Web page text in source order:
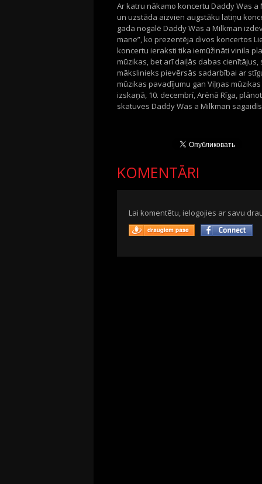
Ar katru nākamo koncertu Daddy Was
un uzstāda aizvien augstāku latiņu
gada nogalē Daddy Was a Milkman
mane”, ko prezentēja divos koncertos
koncertu ieraksti tika iemūžināti vinila
mūzikas, bet arī daiļās dabas
mākslinieks pievērsās sadarbībai ar
mūzikas pavadījumu gan Viļņas
izskaņā, 10. decembrī, Arēnā Rīga,
skatuves Daddy Was a Milkman
KOMENTĀRI
Lai komentētu, ielogojies ar savu